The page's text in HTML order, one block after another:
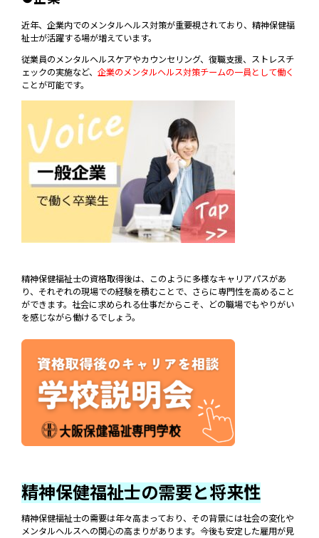
近年、企業内でのメンタルヘルス対策が重要視されており、精神保健福
祉士が活躍する場が増えています。
従業員のメンタルヘルスケアやカウンセリング、復職支援、ストレスチ
ェックの実施など、 企業のメンタルヘルス対策チームの一員として働く
ことが可能です。
精神保健福祉士の資格取得後は、このように多様なキャリアパスがあ
り、それぞれの現場での経験を積むことで、さらに専門性を高めること
ができます。社会に求められる仕事だからこそ、どの職場でもやりがい
を感じながら働けるでしょう。
精神保健福祉士の需要と将来性
精神保健福祉士の需要は年々高まっており、その背景には社会の変化や
メンタルヘルスへの関心の高まりがあります。今後も安定した雇用が見